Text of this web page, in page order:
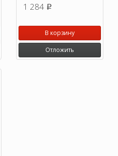
1 284 p
В корзину
Отложить